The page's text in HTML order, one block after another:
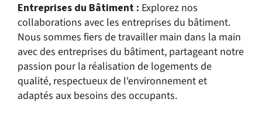
Entreprises du Bâtiment : Explorez nos
collaborations avec les entreprises du bâtiment.
Nous sommes fiers de travailler main dans la main
avec des entreprises du bâtiment, partageant notre
passion pour la réalisation de logements de
qualité, respectueux de l'environnement et
adaptés aux besoins des occupants.